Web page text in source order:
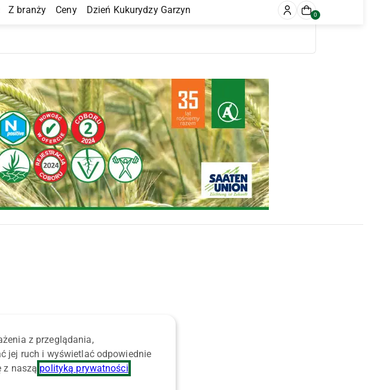
Z branży Ceny Dzień Kukurydzy Garzyn 0
z przeglądania,
jej ruch i wyświetlać odpowiednie
z naszą polityką prywatności